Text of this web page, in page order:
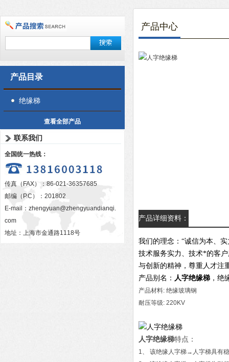
产品目录
绝缘梯
查看全部产品
联系我们
全国统一热线：
传真（FAX）：86-021-36357685
邮编（P.C）：201802
E-mail： zhengyuan@zhengyuandianqi.
com
地址：上海市金通路1118号
产品中心
产品详细资料：
我们的理念：“诚信为本、
技术服务实力、技术*的客
与创新的精神，尊重人才注
产品别名： 人字绝缘梯 ，绝
产品材料: 绝缘玻璃钢
耐压等级: 220KV
人字绝缘梯特点：
1、 该绝缘人字梯→人字梯具有